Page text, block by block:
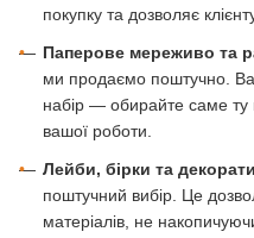
покупку та дозволяє
•
Паперове мереживо та
ми продаємо поштучно.
набір — обирайте саме ту
вашої роботи.
•
Лейби, бірки та
поштучний вибір. Це
матеріалів, не